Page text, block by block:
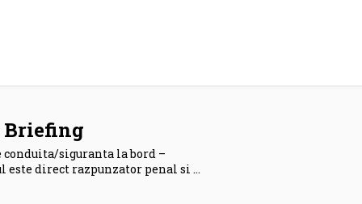
Briefing
conduita/siguranta la bord –
este direct razpunzator penal si …